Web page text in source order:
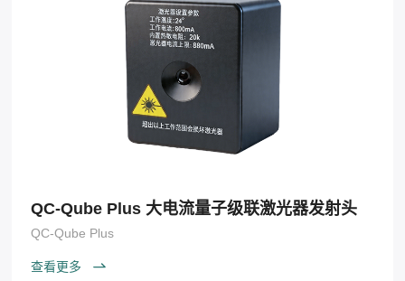
QC-Qube Plus 大电流量子级联激光器发射头
QC-Qube Plus
查看更多